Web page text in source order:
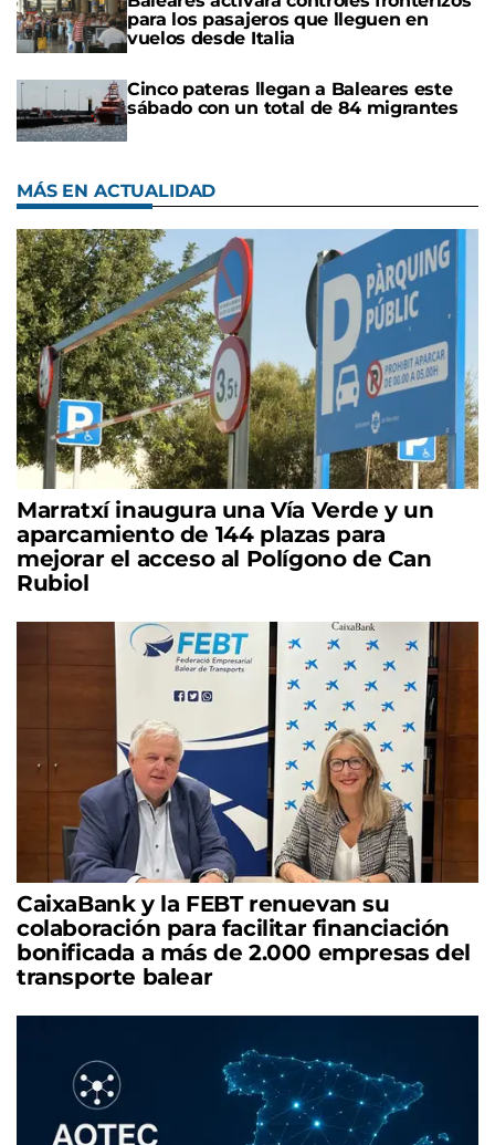
para los pasajeros que lleguen en
vuelos desde Italia
Cinco pateras llegan a Baleares este
sábado con un total de 84 migrantes
MÁS EN ACTUALIDAD
Marratxí inaugura una Vía Verde y un
aparcamiento de 144 plazas para
mejorar el acceso al Polígono de Can
Rubiol
CaixaBank y la FEBT renuevan su
colaboración para facilitar financiación
bonificada a más de 2.000 empresas del
transporte balear